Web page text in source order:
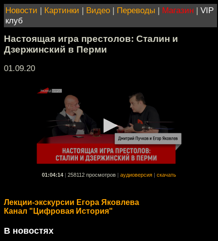
Новости | Картинки | Видео | Переводы | Магазин | VIP
клуб
Настоящая игра престолов: Сталин и
Дзержинский в Перми
01.09.20
01:04:14 258112 просмотров аудиоверсия скачать
Лекции-экскурсии Егора Яковлева
Канал "Цифровая История"
В новостях